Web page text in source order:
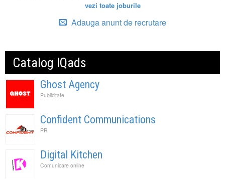
vezi toate joburile
Adauga anunt de recrutare
Catalog IQads
Ghost Agency
Publicitate
Confident Communications
PR
Digital Kitchen
Comunicare online